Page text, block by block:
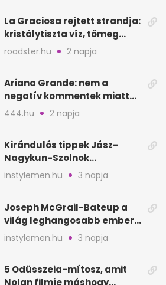
La Graciosa rejtett strandja:
kristálytiszta víz, tömeg
nélkül
roadster.hu 2 napja
Ariana Grande: nem a
negatív kommentek miatt
vonul vissza
444.hu 2 napja
Kirándulós tippek Jász-
Nagykun-Szolnok
megyében: 6 kihagyhatatlan
hely
instylemen.hu 3 napja
Joseph McGrail-Bateup a
világ leghangosabb embere
lett Ausztráliából
instylemen.hu 3 napja
5 Odüsszeia-mítosz, amit
Nolan filmje máshogy